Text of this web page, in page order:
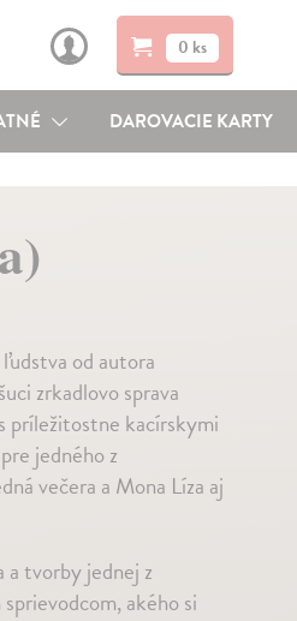
0 ks
DAROVACIE KARTY
od autora
zrkadlovo sprava
príležitostne kacírskymi
jedného z
večera a Mona Líza aj
tvorby jednej z
akého si